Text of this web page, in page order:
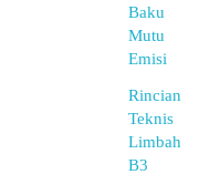
Baku
Mutu
Emisi
Rincian
Teknis
Limbah
B3